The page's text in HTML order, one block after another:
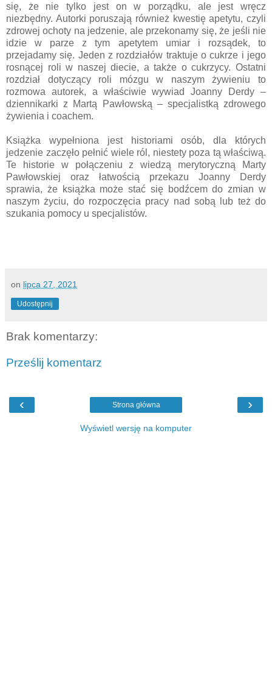
się, że nie tylko jest on w porządku, ale jest wręcz
niezbędny. Autorki poruszają również kwestię apetytu, czyli
zdrowej ochoty na jedzenie, ale przekonamy się, że jeśli nie
idzie w parze z tym apetytem umiar i rozsądek, to
przejadamy się. Jeden z rozdziałów traktuje o cukrze i jego
rosnącej roli w naszej diecie, a także o cukrzycy. Ostatni
rozdział dotyczący roli mózgu w naszym żywieniu to
rozmowa autorek, a właściwie wywiad Joanny Derdy –
dziennikarki z Martą Pawłowską – specjalistką zdrowego
żywienia i coachem.
Książka wypełniona jest historiami osób, dla których
jedzenie zaczęło pełnić wiele ról, niestety poza tą właściwą.
Te historie w połączeniu z wiedzą merytoryczną Marty
Pawłowskiej oraz łatwością przekazu Joanny Derdy
sprawia, że książka może stać się bodźcem do zmian w
naszym życiu, do rozpoczęcia pracy nad sobą lub też do
szukania pomocy u specjalistów.
on lipca 27, 2021
Udostępnij
Brak komentarzy:
Prześlij komentarz
‹ ›
Strona główna
Wyświetl wersję na komputer